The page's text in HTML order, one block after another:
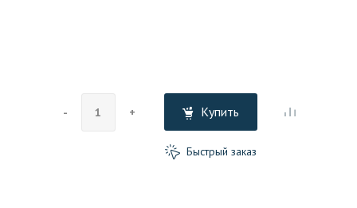
- + Купить
Быстрый заказ